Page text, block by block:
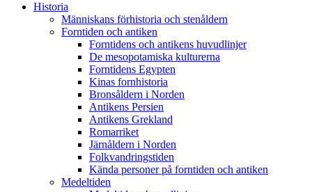
Historia
Människans förhistoria och stenåldern
Forntiden och antiken
Forntidens och antikens huvudlinjer
De mesopotamiska kulturerna
Forntidens Egypten
Kinas fornhistoria
Bronsåldern i Norden
Antikens Persien
Antikens Grekland
Romarriket
Järnåldern i Norden
Folkvandringstiden
Kända personer på forntiden och antiken
Medeltiden